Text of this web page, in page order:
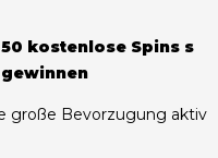
kostenlose Spins s
große Bevorzugung aktiv